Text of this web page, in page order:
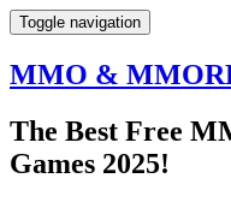
Toggle navigation
MMO &
The Best Free
Games 2025!